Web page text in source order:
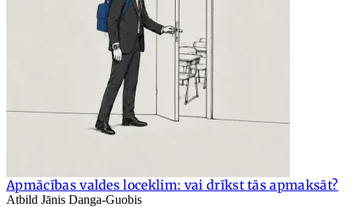
Apmācības valdes loceklim: vai drīkst tās apmaksāt?
Atbild Jānis Danga-Guobis